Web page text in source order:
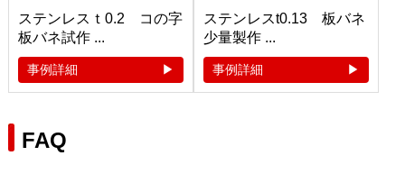
ステンレスｔ0.2 コの字
板バネ試作 ...
事例詳細
ステンレスt0.13 板バネ
少量製作 ...
事例詳細
FAQ